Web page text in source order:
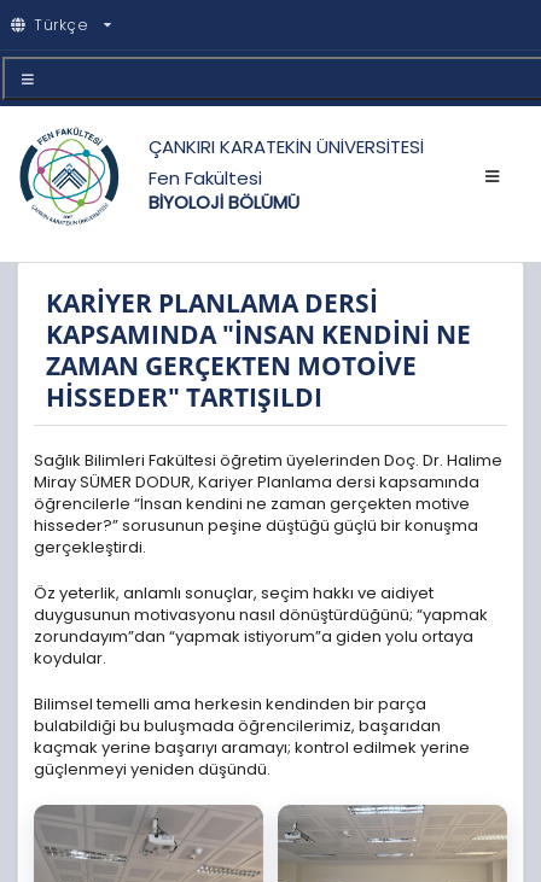
Türkçe
ÇANKIRI KARATEKİN ÜNİVERSİTESİ
Fen Fakültesi
BİYOLOJİ BÖLÜMÜ
KARİYER PLANLAMA DERSİ
KAPSAMINDA "İNSAN KENDİNİ NE
ZAMAN GERÇEKTEN MOTOİVE
HİSSEDER" TARTIŞILDI
Sağlık Bilimleri Fakültesi öğretim üyelerinden Doç. Dr. Halime
Miray SÜMER DODUR, Kariyer Planlama dersi kapsamında
öğrencilerle “İnsan kendini ne zaman gerçekten motive
hisseder?” sorusunun peşine düştüğü güçlü bir konuşma
gerçekleştirdi.
Öz yeterlik, anlamlı sonuçlar, seçim hakkı ve aidiyet
duygusunun motivasyonu nasıl dönüştürdüğünü; “yapmak
zorundayım”dan “yapmak istiyorum”a giden yolu ortaya
koydular.
Bilimsel temelli ama herkesin kendinden bir parça
bulabildiği bu buluşmada öğrencilerimiz, başarıdan
kaçmak yerine başarıyı aramayı; kontrol edilmek yerine
güçlenmeyi yeniden düşündü.